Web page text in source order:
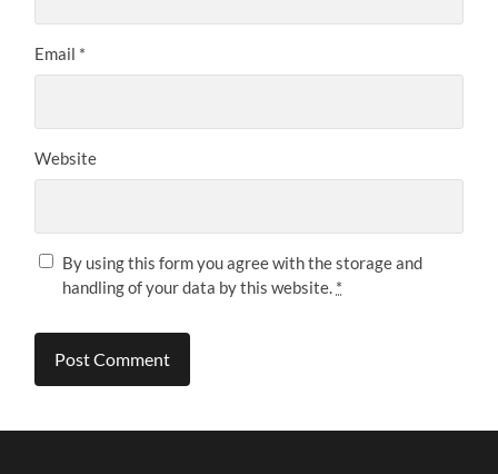
Email *
Website
By using this form you agree with the storage and
handling of your data by this website. *